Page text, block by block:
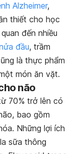
Alzheimer,
thiết cho học
đến nhiều
đầu, trầm
là thực phẩm
món ăn vặt.
não
70% trở lên có
bao gồm
Những lợi ích
sữa thông